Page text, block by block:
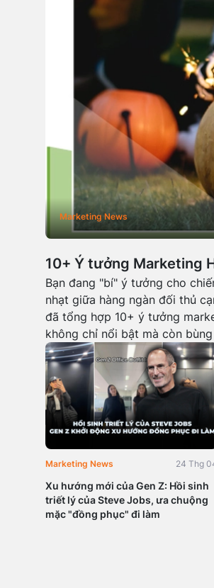
10+ Ý tưởng Marketing
Marketing News
Bạn đang "bí" ý tưởng cho
nhạt giữa hàng ngàn đối thủ
đã tổng hợp 10+ ý tưởng
không chỉ nổi bật mà còn
Xu hướng mới của Gen Z: Hồi sinh
triết lý của Steve Jobs, ưa chuộng
mặc "đồng phục" đi làm
Marketing News 24 Thg